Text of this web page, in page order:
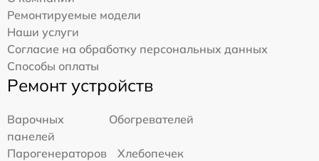
Ремонтируемые модели
Наши услуги
Согласие на обработку персональных данных
Способы оплаты
Ремонт устройств
Варочных
панелей
Обогревателей
Парогенераторов
Хлебопечек